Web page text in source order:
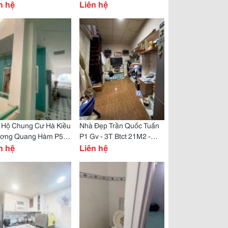
Mặt Tiền 20M
hệ
Riêng - Mới Ở Ngay
Liên hệ
Chung Cư Hà Kiều
Quang Hàm P5
- Mới Ở Ngay
hệ
Nhà Đẹp Trần Quốc Tuấn
P1 Gv - 3T Btct 21M2 -
Cách Mặt Tiền Một Căn -
Liên hệ